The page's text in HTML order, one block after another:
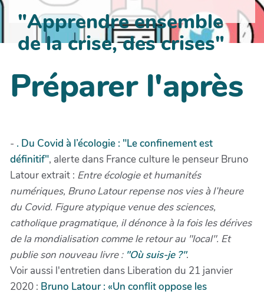
"Apprendre ensemble
de la crise, des crises"
Préparer l'après
- . Du Covid à l’écologie : "Le confinement est
définitif", alerte dans France culture le penseur Bruno
Latour extrait : Entre écologie et humanités
numériques, Bruno Latour repense nos vies à l’heure
du Covid. Figure atypique venue des sciences,
catholique pragmatique, il dénonce à la fois les dérives
de la mondialisation comme le retour au "local". Et
publie son nouveau livre : "Où suis-je ?".
Voir aussi l'entretien dans Liberation du 21 janvier
2020 : Bruno Latour : «Un conflit oppose les